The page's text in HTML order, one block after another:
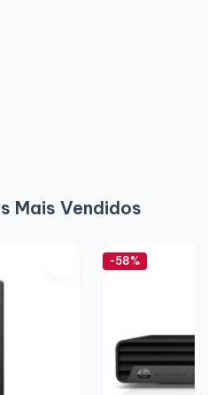
Mais Vendidos
-58%